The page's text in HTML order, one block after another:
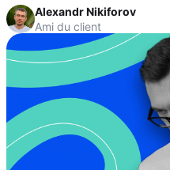
Alexandr Nikiforov
Ami du client